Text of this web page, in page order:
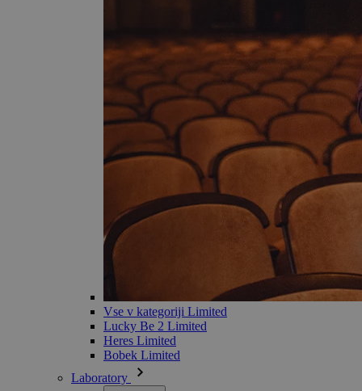
Vse v kategoriji Limited
Lucky Be 2 Limited
Heres Limited
Bobek Limited
Laboratory